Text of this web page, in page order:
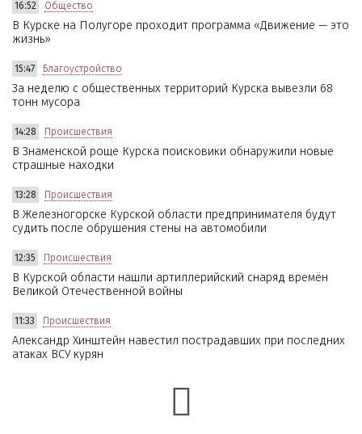
16:52 Общество
В Курске на Полугоре проходит программа «Движение — это
жизнь»
15:47 Благоустройство
За неделю с общественных территорий Курска вывезли 68
тонн мусора
14:28 Происшествия
В Знаменской роще Курска поисковики обнаружили новые
страшные находки
13:28 Происшествия
В Железногорске Курской области предпринимателя будут
судить после обрушения стены на автомобили
12:35 Происшествия
В Курской области нашли артиллерийский снаряд времён
Великой Отечественной войны
11:33 Происшествия
Александр Хинштейн навестил пострадавших при последних
атаках ВСУ курян